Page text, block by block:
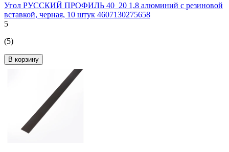
Угол РУССКИЙ ПРОФИЛЬ 40_20 1,8 алюминий с резиновой
вставкой, черная, 10 штук 4607130275658
5
(5)
В корзину